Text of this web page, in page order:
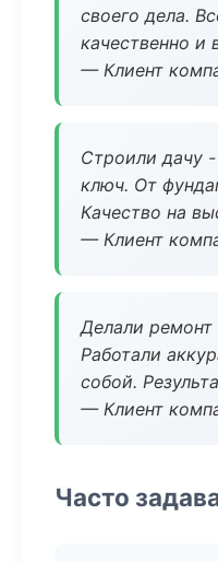
своего дела.
качественно и
— Клиент
Строили дачу
ключ. От
Качество на
— Клиент
Делали ремонт
Работали
собой.
— Клиент
Часто